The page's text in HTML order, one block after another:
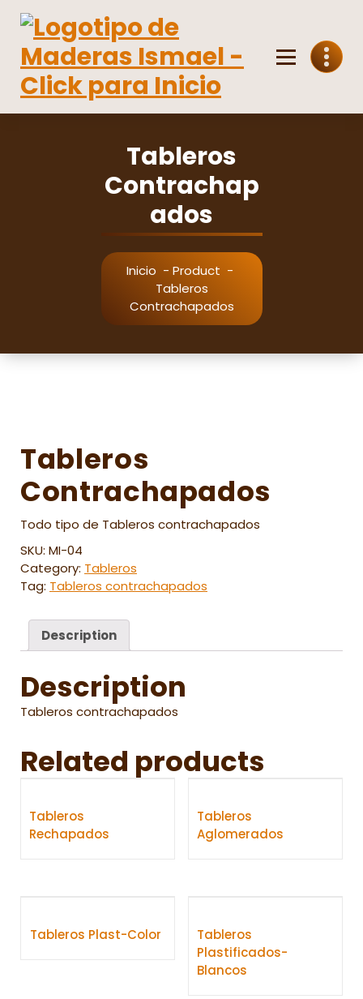
contenido
Tableros
Contrachap
ados
Inicio - Product -
Tableros
Contrachapados
Tableros
Contrachapados
Todo tipo de Tableros contrachapados
SKU: MI-04
Category: Tableros
Tag: Tableros contrachapados
Description
Description
Tableros contrachapados
Related products
Tableros
Rechapados
Tableros
Aglomerados
Tableros Plast-Color
Tableros
Plastificados-
Blancos